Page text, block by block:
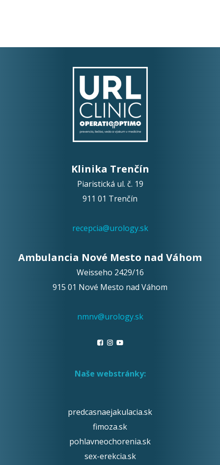
Opíšte prvé 4 písmená zo slova "obriezka
Klinika Trenčín
Piaristická ul. č. 19
911 01 Trenčín
recepcia@urology.sk
Ambulancia Nové Mesto nad Váhom
Weisseho 2429/16
915 01 Nové Mesto nad Váhom
nmnv@urology.sk
Naše webstránky:
predcasnaejakulacia.sk
fimoza.sk
pohlavneochorenia.sk
sex-erekcia.sk